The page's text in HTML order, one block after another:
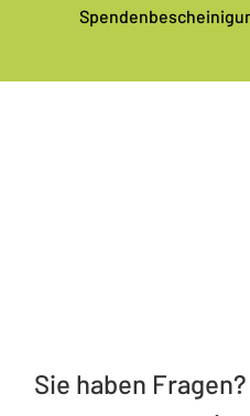
Sie haben